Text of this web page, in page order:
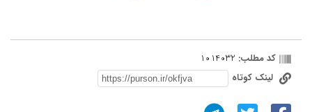
کد مطلب: 1014032
لینک کوتاه